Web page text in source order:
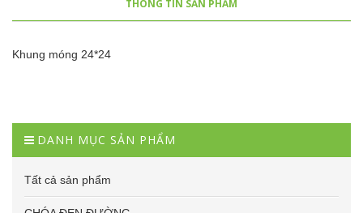
THÔNG TIN SẢN PHẨM
Khung móng 24*24
DANH MỤC SẢN PHẨM
Tất cả sản phẩm